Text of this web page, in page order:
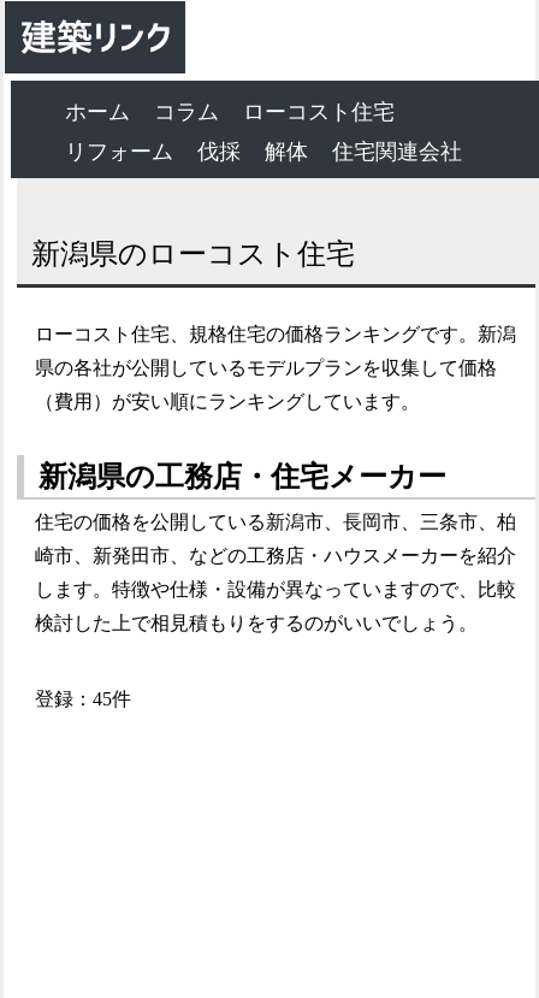
ホーム コラム
ローコスト住宅
リフォーム
伐採 解体 住宅関連会社
新潟県のローコスト住宅
ローコスト住宅、規格住宅の価格ランキングです。新潟
県の各社が公開しているモデルプランを収集して価格
（費用）が安い順にランキングしています。
新潟県の工務店・住宅メーカー
住宅の価格を公開している新潟市、長岡市、三条市、柏
崎市、新発田市、などの工務店・ハウスメーカーを紹介
します。特徴や仕様・設備が異なっていますので、比較
検討した上で相見積もりをするのがいいでしょう。
登録：45件